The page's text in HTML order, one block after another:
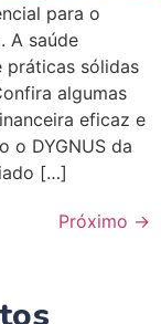
para o
A saúde
práticas sólidas
algumas
eficaz e
o DYGNUS da
[…]
Próximo →